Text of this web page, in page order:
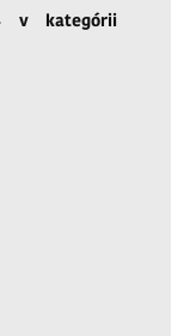
v kategórii